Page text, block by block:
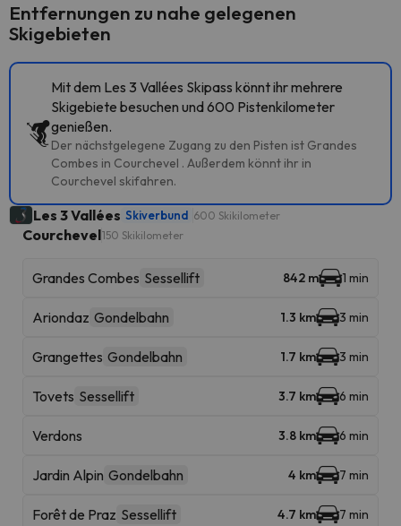
Entfernungen zu nahe gelegenen
Skigebieten
Mit dem Les 3 Vallées Skipass könnt ihr mehrere
Skigebiete besuchen und 600 Pistenkilometer
genießen.
Der nächstgelegene Zugang zu den Pisten ist Grandes
Combes in Courchevel . Außerdem könnt ihr in
Courchevel skifahren.
Les 3 Vallées Skiverbund 600 Skikilometer
Courchevel150 Skikilometer
Grandes Combes Sessellift 842 m 1 min
Ariondaz Gondelbahn 1.3 km 3 min
Grangettes Gondelbahn 1.7 km 3 min
Tovets Sessellift 3.7 km 6 min
Verdons 3.8 km 6 min
Jardin Alpin Gondelbahn 4 km 7 min
Forêt de Praz Sessellift 4.7 km 7 min